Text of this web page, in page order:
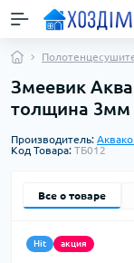
Змеевик
толщина 3мм
Производитель:
Код Товара: ТБ012
Все о товаре
Hit акция